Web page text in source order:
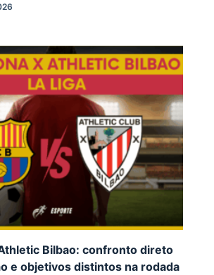
Bilbao: confronto direto
e objetivos distintos na rodada